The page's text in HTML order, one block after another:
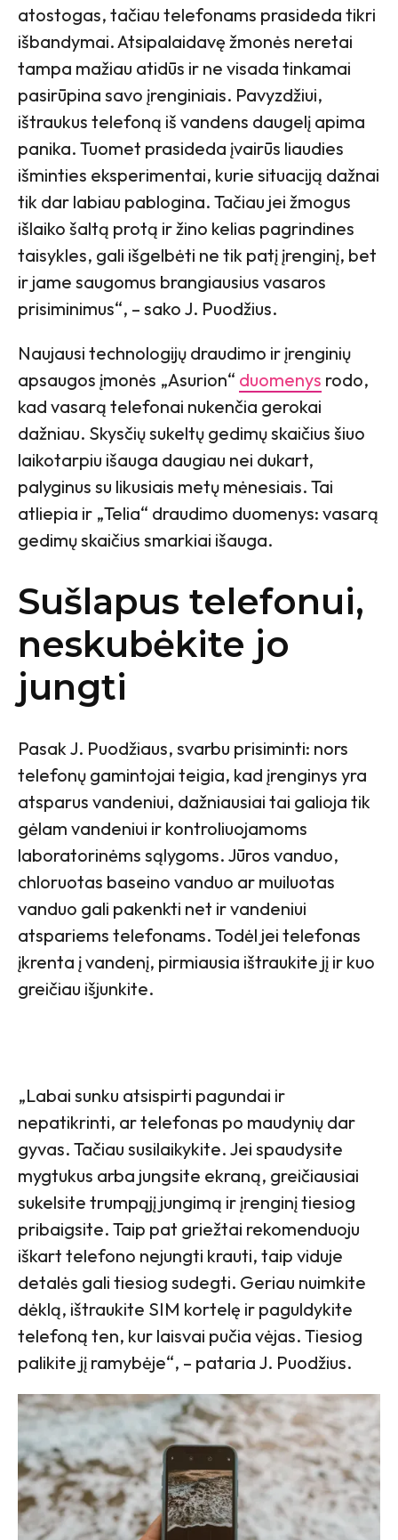
atostogas, tačiau telefonams prasideda tikri
išbandymai. Atsipalaidavę žmonės neretai
tampa mažiau atidūs ir ne visada tinkamai
pasirūpina savo įrenginiais. Pavyzdžiui,
ištraukus telefoną iš vandens daugelį apima
panika. Tuomet prasideda įvairūs liaudies
išminties eksperimentai, kurie situaciją dažnai
tik dar labiau pablogina. Tačiau jei žmogus
išlaiko šaltą protą ir žino kelias pagrindines
taisykles, gali išgelbėti ne tik patį įrenginį, bet
ir jame saugomus brangiausius vasaros
prisiminimus“, – sako J. Puodžius.
Naujausi technologijų draudimo ir įrenginių
apsaugos įmonės „Asurion“ duomenys rodo,
kad vasarą telefonai nukenčia gerokai
dažniau. Skysčių sukeltų gedimų skaičius šiuo
laikotarpiu išauga daugiau nei dukart,
palyginus su likusiais metų mėnesiais. Tai
atliepia ir „Telia“ draudimo duomenys: vasarą
gedimų skaičius smarkiai išauga.
Sušlapus telefonui,
neskubėkite jo
jungti
Pasak J. Puodžiaus, svarbu prisiminti: nors
telefonų gamintojai teigia, kad įrenginys yra
atsparus vandeniui, dažniausiai tai galioja tik
gėlam vandeniui ir kontroliuojamoms
laboratorinėms sąlygoms. Jūros vanduo,
chloruotas baseino vanduo ar muiluotas
vanduo gali pakenkti net ir vandeniui
atspariems telefonams. Todėl jei telefonas
įkrenta į vandenį, pirmiausia ištraukite jį ir kuo
greičiau išjunkite.
„Labai sunku atsispirti pagundai ir
nepatikrinti, ar telefonas po maudynių dar
gyvas. Tačiau susilaikykite. Jei spaudysite
mygtukus arba jungsite ekraną, greičiausiai
sukelsite trumpąjį jungimą ir įrenginį tiesiog
pribaigsite. Taip pat griežtai rekomenduoju
iškart telefono nejungti krauti, taip viduje
detalės gali tiesiog sudegti. Geriau nuimkite
dėklą, ištraukite SIM kortelę ir paguldykite
telefoną ten, kur laisvai pučia vėjas. Tiesiog
palikite jį ramybėje“, – pataria J. Puodžius.